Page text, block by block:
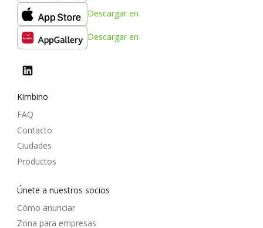
Descargar en
Descargar en
Kimbino
FAQ
Contacto
Ciudades
Productos
Únete a nuestros socios
Cómo anunciar
Zona para empresas